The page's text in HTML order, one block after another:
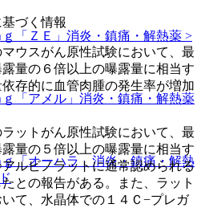
「ＺＥ」 消炎・鎮痛・解熱薬 >
「アメル」 消炎・鎮痛・解熱薬
「オーハラ」 消炎・鎮痛・解熱
づく情報
ウスがん原性試験において、最
量の６倍以上の曝露量に相当す
存的に血管肉腫の発生率が増加
ットがん原性試験において、最
量の５倍以上の曝露量に相当す
ルビノラットに通常認められる
との報告がある。また、ラット
て、水晶体での１４Ｃ−プレガ